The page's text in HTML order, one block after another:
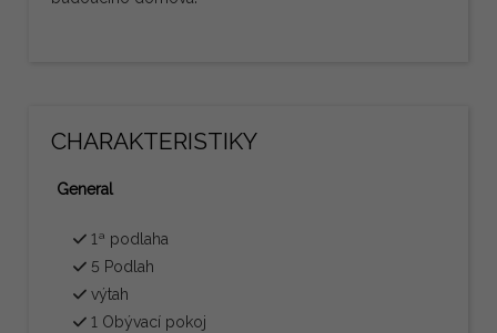
CHARAKTERISTIKY
General
1ª podlaha
5 Podlah
výtah
1 Obývací pokoj